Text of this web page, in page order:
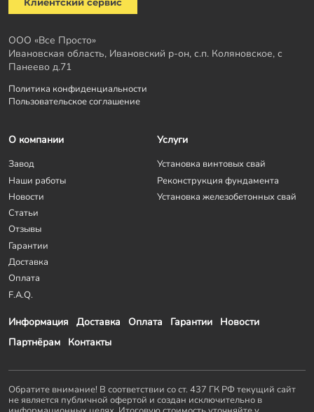
Клиентский сервис
ООО «Все Просто»
Ивановская область, Ивановский р-он, с.п. Коляновское, с
Панеево д.71
Политика конфиденциальности
Пользовательское соглашение
Информация Доставка Оплата Гарантии
Новости
Партнёрам
Контакты
О компании
Завод
Наши работы
Новости
Статьи
Отзывы
Гарантии
Доставка
Оплата
F.A.Q.
Услуги
Установка винтовых свай
Реконструкция фундамента
Установка железобетонных свай
Обратите внимание! В соответствии со ст. 437 ГК РФ текущий сайт
не является публичной офертой и создан исключительно в